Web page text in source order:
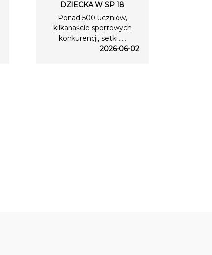
DZIECKA W SP 18
Ponad 500 uczniów,
kilkanaście sportowych
konkurencji, setki…...
2026-06-02